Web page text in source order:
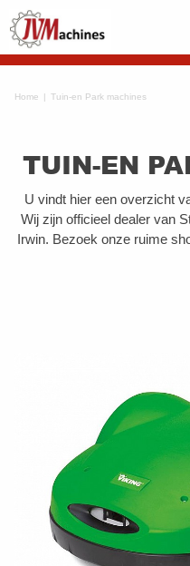
Home Tuin-en Park machines
TUIN-EN
U vindt hier een overzicht
Wij zijn officieel dealer van
Irwin. Bezoek onze ruime